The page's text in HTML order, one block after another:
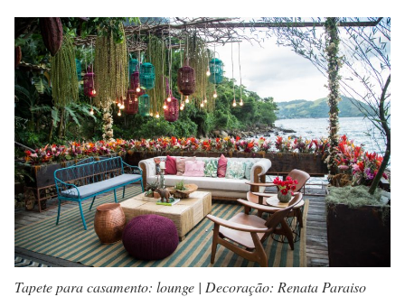
Tapete para casamento: lounge | Decoração: Renata Paraiso